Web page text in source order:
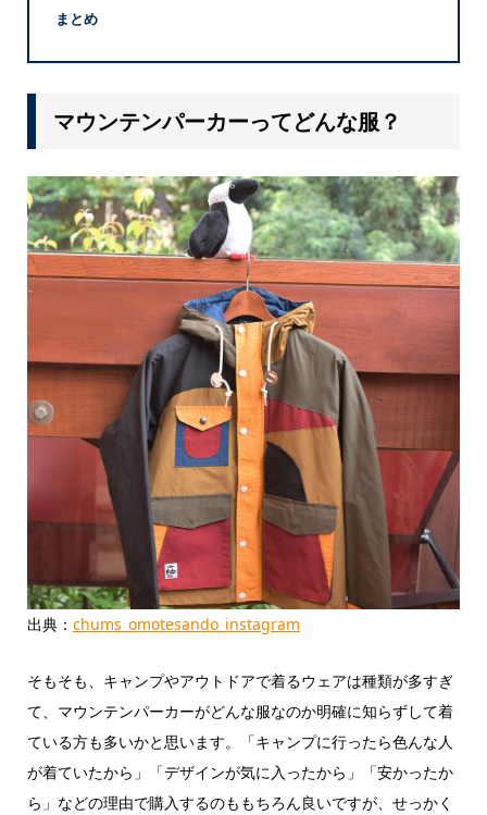
まとめ
マウンテンパーカーってどんな服？
出典： chums_omotesando_instagram
そもそも、キャンプやアウトドアで着るウェアは種類が多すぎ
て、マウンテンパーカーがどんな服なのか明確に知らずして着
ている方も多いかと思います。「キャンプに行ったら色んな人
が着ていたから」「デザインが気に入ったから」「安かったか
ら」などの理由で購入するのももちろん良いですが、せっかく